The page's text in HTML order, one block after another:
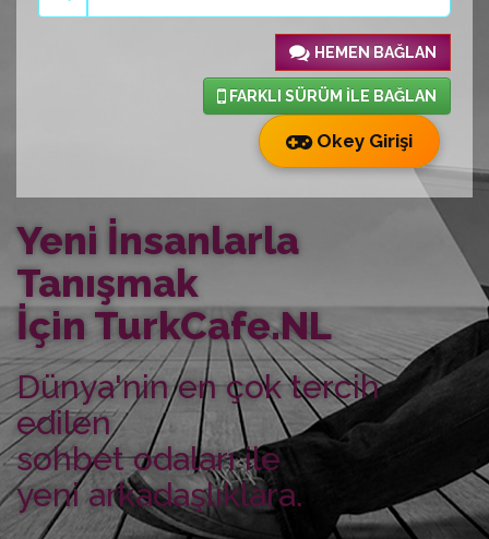
HEMEN BAĞLAN
FARKLI SÜRÜM İLE BAĞLAN
Okey Girişi
Yeni İnsanlarla
Tanışmak
İçin TurkCafe.NL
Dünya'nin en çok tercih
edilen
sohbet odaları ile
yeni arkadaşlıklara.